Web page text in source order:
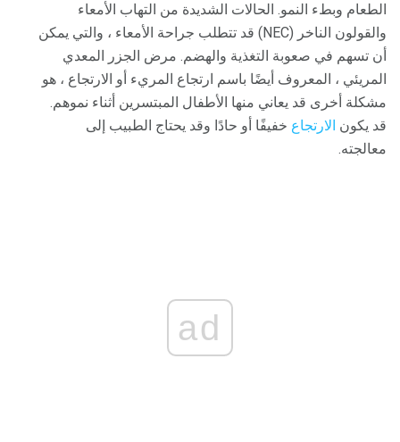
الطعام وبطء النمو. الحالات الشديدة من التهاب الأمعاء
والقولون الناخر (NEC) قد تتطلب جراحة الأمعاء ، والتي يمكن
أن تسهم في صعوبة التغذية والهضم. مرض الجزر المعدي
المريئي ، المعروف أيضًا باسم ارتجاع المريء أو الارتجاع ، هو
مشكلة أخرى قد يعاني منها الأطفال المبتسرين أثناء نموهم.
قد يكون الارتجاع خفيفًا أو حادًا وقد يحتاج الطبيب إلى
معالجته.
ad